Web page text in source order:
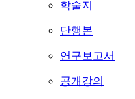
학술지
단행본
연구보고서
공개강의